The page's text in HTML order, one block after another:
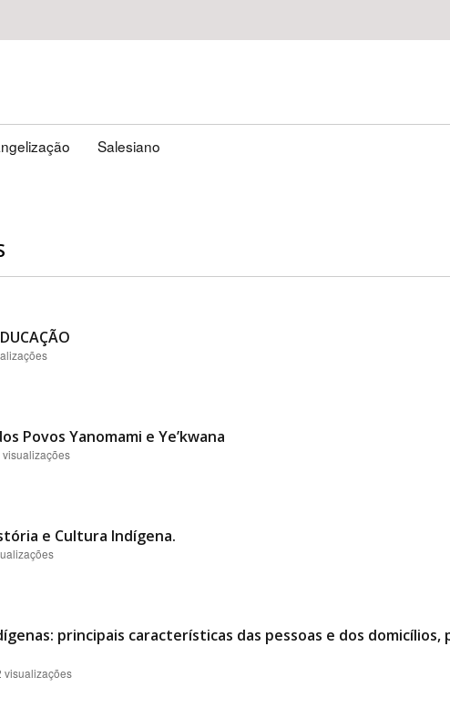
Salesiano
Povos Yanomami e Ye’kwana
visualizações
e Cultura Indígena.
principais características das pessoas e dos
visualizações